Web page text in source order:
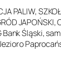
PALIW,
JAPOŃSKI,
Bank Śląski,